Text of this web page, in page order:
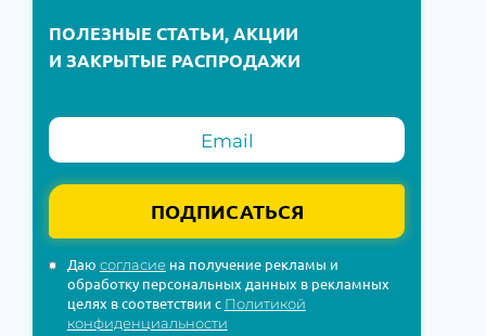
ПОЛЕЗНЫЕ СТАТЬИ, АКЦИИ
И ЗАКРЫТЫЕ РАСПРОДАЖИ
ПОДПИСАТЬСЯ
Даю согласиена получение рекламы и
обработку персональных данных в рекламных
целях в соответствии с Политикой
конфиденциальности